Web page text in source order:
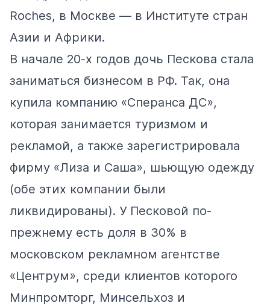
Roches, в Москве — в Институте стран
Азии и Африки.
В начале 20-х годов дочь Пескова стала
заниматься бизнесом в РФ. Так, она
купила компанию «Сперанса ДС»,
которая занимается туризмом и
рекламой, а также зарегистрировала
фирму «Лиза и Саша», шьющую одежду
(обе этих компании были
ликвидированы). У Песковой по-
прежнему есть доля в 30% в
московском рекламном агентстве
«Центрум», среди клиентов которого
Минпромторг, Минсельхоз и